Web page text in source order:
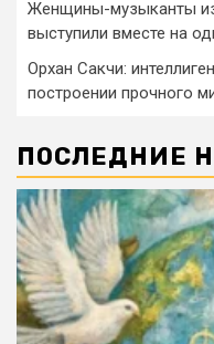
Женщины-музыканты из
выступили вместе на
Орхан Сакчи:
построении прочного
ПОСЛЕДНИЕ